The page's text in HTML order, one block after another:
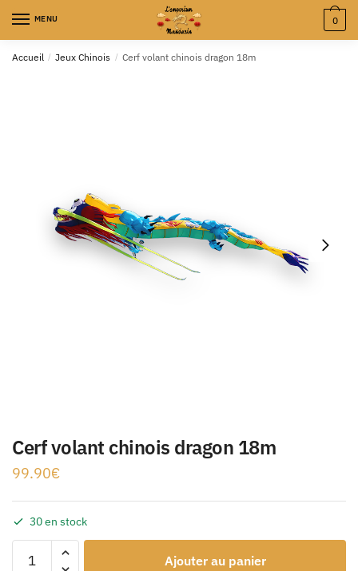
MENU 0
Accueil / Jeux Chinois / Cerf volant chinois dragon 18m
Cerf volant chinois dragon 18m
99.90€
30 en stock
Ajouter au panier